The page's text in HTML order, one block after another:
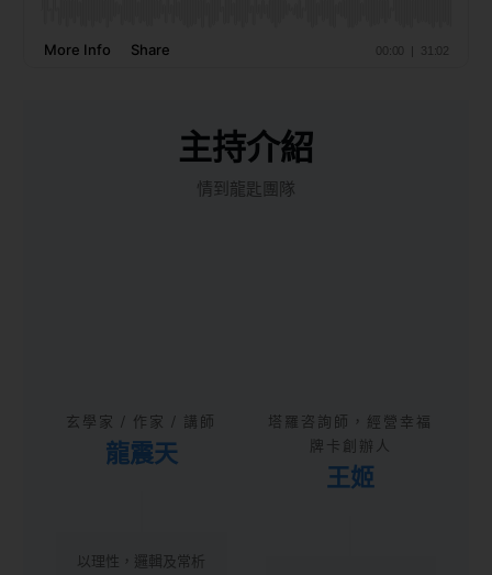
主持介紹
情到龍匙團隊
玄學家 / 作家 / 講師
龍震天
以理性，邏輯及常析
塔羅咨詢師，經營幸福
牌卡創辦人
王姬